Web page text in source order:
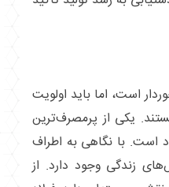
است، اما باید اولویت
یکی از پرمصرف‌ترین
است. با نگاهی به اطراف
زندگی وجود دارد. از